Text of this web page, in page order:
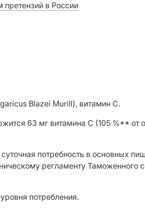
претензий в России
Blazei Murill), витамин С.
63 мг витамина С (105 %** от
потребность в основных
регламенту Таможенного
потребления.